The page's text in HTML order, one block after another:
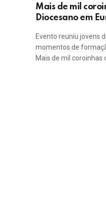
Mais de mil
Diocesano em
Evento reuniu jovens
momentos de
Mais de mil coroinhas